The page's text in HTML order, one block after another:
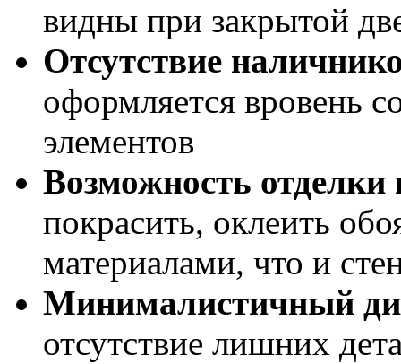
видны при закрытой
Отсутствие
оформляется вровень
элементов
Возможность отделки
покрасить, оклеить
материалами, что и
Минималистичный
отсутствие лишних